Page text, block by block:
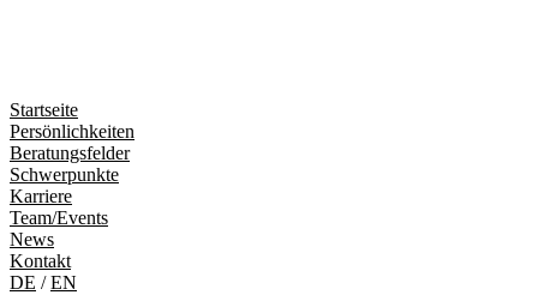
Startseite
Persönlichkeiten
Beratungsfelder
Schwerpunkte
Karriere
Team/Events
News
Kontakt
DE /EN